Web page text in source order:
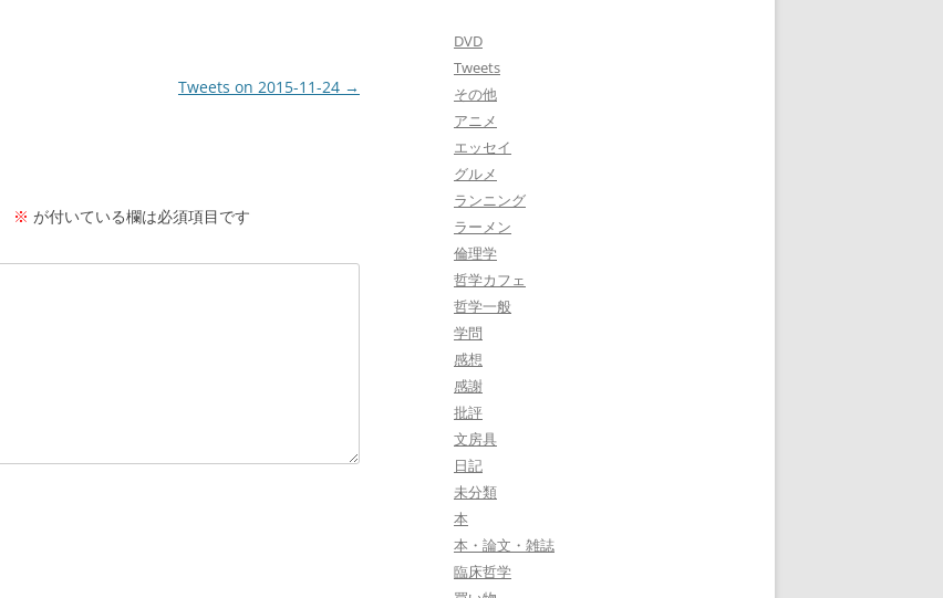
Tweets on 2015-11-24 →
※ が付いている欄は必須項目です
DVD
Tweets
その他
アニメ
エッセイ
グルメ
ランニング
ラーメン
倫理学
哲学カフェ
哲学一般
学問
感想
感謝
批評
文房具
日記
未分類
本
本・論文・雑誌
臨床哲学